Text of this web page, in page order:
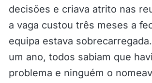
decisões e criava atrito nas
a vaga custou três meses a
equipa estava
um ano, todos sabiam que
problema e ninguém o